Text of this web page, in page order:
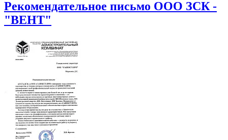
Рекомендательное письмо ООО ЗСК -
"ВЕНТ"